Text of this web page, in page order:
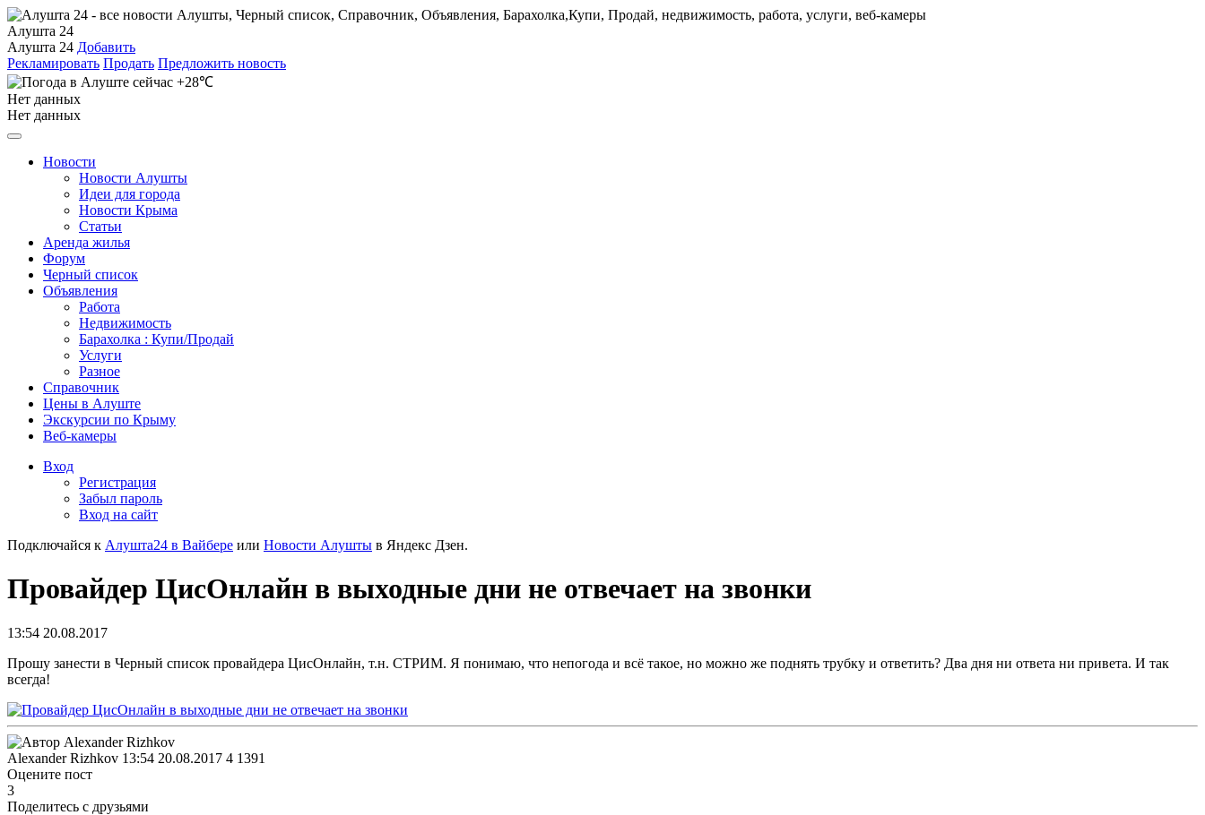
Алушта 24
Алушта 24 Добавить
Рекламировать Продать Предложить новость
+28℃
Нет данных
Нет данных
Новости
Новости Алушты
Идеи для города
Новости Крыма
Статьи
Аренда жилья
Форум
Черный список
Объявления
Работа
Недвижимость
Барахолка : Купи/Продай
Услуги
Разное
Справочник
Цены в Алуште
Экскурсии по Крыму
Веб-камеры
Вход
Регистрация
Забыл пароль
Вход на сайт
Подключайся к Алушта24 в Вайбере или Новости Алушты в Яндекс Дзен.
Провайдер ЦисОнлайн в выходные дни не отвечает на звонки
13:54 20.08.2017
Прошу занести в Черный список провайдера ЦисОнлайн, т.н. СТРИМ. Я понимаю, что непогода и всё такое, но можно же поднять трубку и ответить? Два дня ни ответа ни привета. И так
всегда!
Alexander Rizhkov 13:54 20.08.2017 4 1391
Оцените пост
3
Поделитесь с друзьями